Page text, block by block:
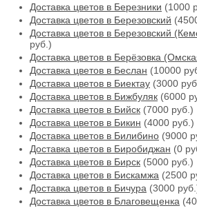
Доставка цветов в Березники (1000
Доставка цветов в Березовский
Доставка цветов в Березовский
руб.)
Доставка цветов в Берёзовка
Доставка цветов в Беслан (10000
Доставка цветов в Биектау (3000
Доставка цветов в Бижбуляк (6000
Доставка цветов в Бийск (7000 руб.)
Доставка цветов в Бикин (4000 руб.)
Доставка цветов в Билибино (9000
Доставка цветов в Биробиджан (0
Доставка цветов в Бирск (5000 руб.)
Доставка цветов в Бискамжа (2500
Доставка цветов в Бичура (3000
Доставка цветов в Благовещенка